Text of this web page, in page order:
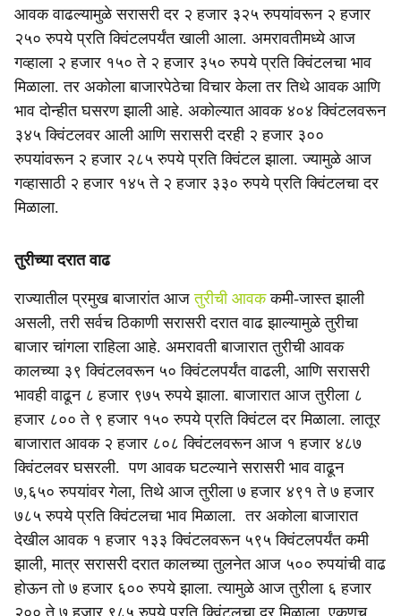
आवक वाढल्यामुळे सरासरी दर २ हजार ३२५ रुपयांवरून २ हजार
२५० रुपये प्रति क्विंटलपर्यंत खाली आला. अमरावतीमध्ये आज
गव्हाला २ हजार १५० ते २ हजार ३५० रुपये प्रति क्विंटलचा भाव
मिळाला. तर अकोला बाजारपेठेचा विचार केला तर तिथे आवक आणि
भाव दोन्हीत घसरण झाली आहे. अकोल्यात आवक ४०४ क्विंटलवरून
३४५ क्विंटलवर आली आणि सरासरी दरही २ हजार ३००
रुपयांवरून २ हजार २८५ रुपये प्रति क्विंटल झाला. ज्यामुळे आज
गव्हासाठी २ हजार १४५ ते २ हजार ३३० रुपये प्रति क्विंटलचा दर
मिळाला.
तुरीच्या दरात वाढ
राज्यातील प्रमुख बाजारांत आजतुरीची आवककमी-जास्त झाली
असली, तरी सर्वच ठिकाणी सरासरी दरात वाढ झाल्यामुळे तुरीचा
बाजार चांगला राहिला आहे. अमरावती बाजारात तुरीची आवक
कालच्या ३९ क्विंटलवरून ५० क्विंटलपर्यंत वाढली, आणि सरासरी
भावही वाढून ८ हजार ९७५ रुपये झाला. बाजारात आज तुरीला ८
हजार ८०० ते ९ हजार १५० रुपये प्रति क्विंटल दर मिळाला. लातूर
बाजारात आवक २ हजार ८०८ क्विंटलवरून आज १ हजार ४८७
क्विंटलवर घसरली. पण आवक घटल्याने सरासरी भाव वाढून
७,६५० रुपयांवर गेला, तिथे आज तुरीला ७ हजार ४९१ ते ७ हजार
७८५ रुपये प्रति क्विंटलचा भाव मिळाला. तर अकोला बाजारात
देखील आवक १ हजार १३३ क्विंटलवरून ५९५ क्विंटलपर्यंत कमी
झाली, मात्र सरासरी दरात कालच्या तुलनेत आज ५०० रुपयांची वाढ
होऊन तो ७ हजार ६०० रुपये झाला. त्यामुळे आज तुरीला ६ हजार
२०० ते ७ हजार ९८५ रुपये प्रति क्विंटलचा दर मिळाला. एकूणच